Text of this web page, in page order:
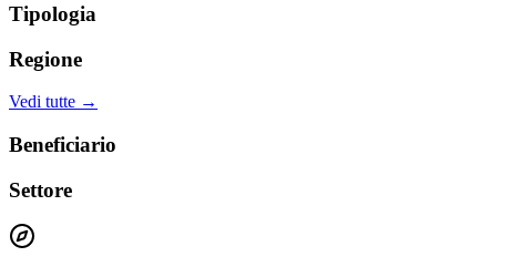
Tipologia
Regione
Vedi tutte →
Beneficiario
Settore